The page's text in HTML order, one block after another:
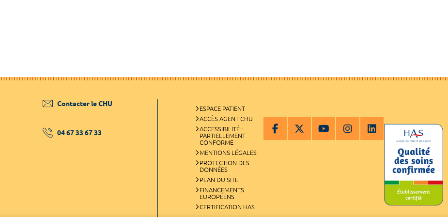
Contacter le CHU
04 67 33 67 33
ESPACE PATIENT
ACCÈS AGENT CHU
ACCESSIBILITÉ :
PARTIELLEMENT
CONFORME
MENTIONS LÉGALES
PROTECTION DES
DONNÉES
PLAN DU SITE
FINANCEMENTS
EUROPÉENS
CERTIFICATION HAS